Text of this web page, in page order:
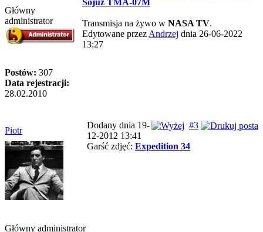
Główny
administrator
Postów: 307
Data rejestracji:
28.02.2010
Sojuz TMA-07M
Transmisja na żywo w NASA TV.
Edytowane przez Andrzej dnia 26-06-2022
13:27
Piotr
#3
Dodany dnia 19-
12-2012 13:41
Główny administrator
Garść zdjęć: Expedition 34